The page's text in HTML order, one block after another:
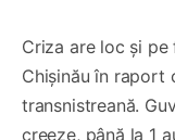
Criza are loc și
Chișinău în raport
transnistreană.
creeze, până la 1